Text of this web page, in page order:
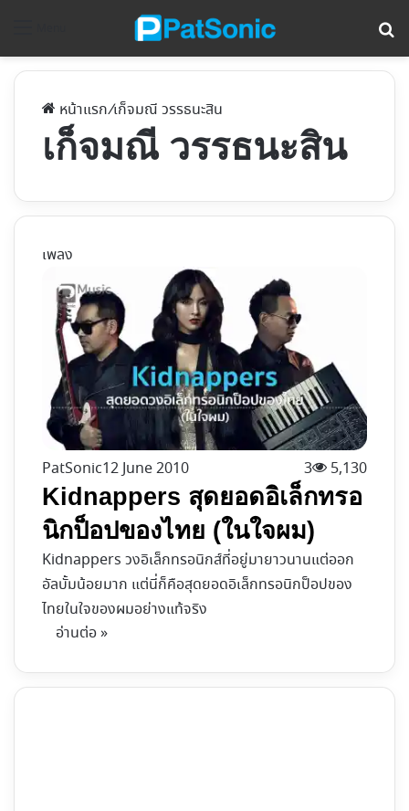
หน้าแรก/เก็จมณี วรรธนะสิน
เก็จมณี วรรธนะสิน
เพลง
PatSonic12 June 2010 3 5,130
Kidnappers สุดยอดอิเล็กทรอ
นิกป็อปของไทย (ในใจผม)
Kidnappers วงอิเล็กทรอนิกส์ที่อยู่มายาวนานแต่ออก
อัลบั้มน้อยมาก แต่นี่ก็คือสุดยอดอิเล็กทรอนิกป็อปของ
ไทยในใจของผมอย่างแท้จริง
อ่านต่อ »